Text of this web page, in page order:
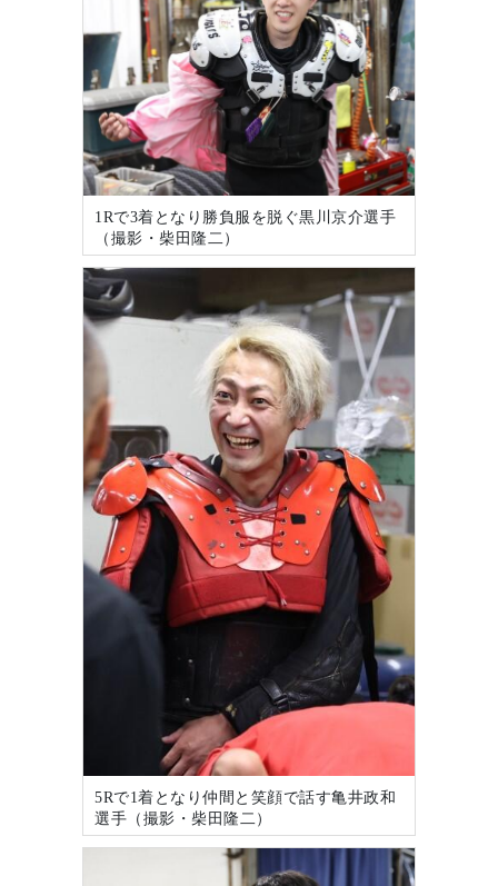
1Rで3着となり勝負服を脱ぐ黒川京介選手
（撮影・柴田隆二）
5Rで1着となり仲間と笑顔で話す亀井政和
選手（撮影・柴田隆二）